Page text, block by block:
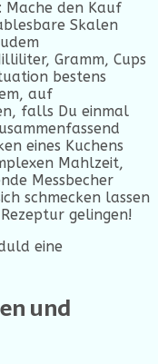
Mache den Kauf
Skalen
Gramm, Cups
bestens
auf
falls Du einmal
eines Kuchens
Mahlzeit,
Messbecher
schmecken lassen
gelingen!
eine
und